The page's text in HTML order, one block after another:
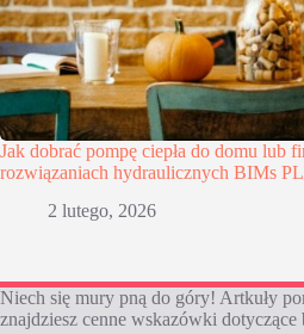
Jak dobrać pompę ciepła do domu lub
rozwiązaniach hydraulicznych BIMs
2 lutego, 2026
Niech się mury pną do góry! Artkuły
znajdziesz cenne wskazówki